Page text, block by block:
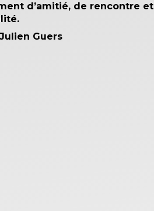
d’amitié, de rencontre et
Guers